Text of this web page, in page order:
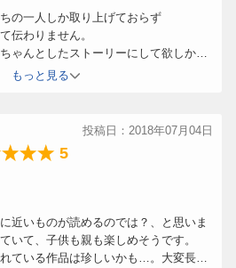
の一人しか取り上げておらず
伝わりません。
ゃんとしたストーリーにして欲しかっ
もっと見る
投稿日：2018年07月04日
5
近いものが読めるのでは？、と思いま
いて、子供も親も楽しめそうです。
ている作品は珍しいかも…。大変長編